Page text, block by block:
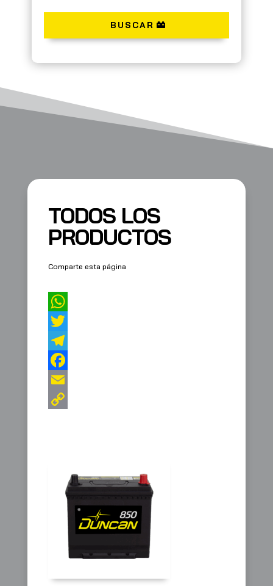
BUSCAR
TODOS LOS
PRODUCTOS
Comparte esta página